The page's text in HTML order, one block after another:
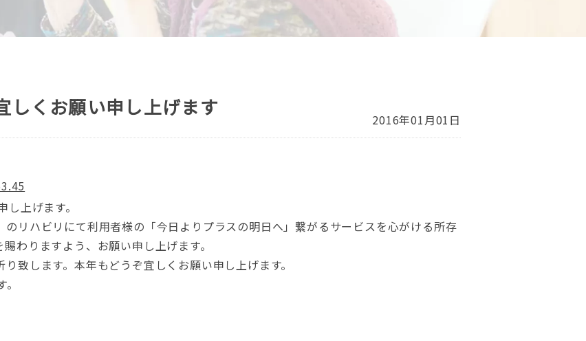
しくお願い申し上げます
2016年01月01日
上げます。
リハビリにて利用者様の「今日よりプラスの明日へ」繋がるサービスを心がける所存
わりますよう、お願い申し上げます。
致します。本年もどうぞ宜しくお願い申し上げます。